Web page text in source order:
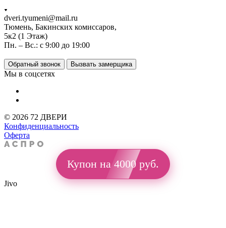
dveri.tyumeni@mail.ru
Тюмень, Бакинских комиссаров,
5к2 (1 Этаж)
Пн. – Вс.: с 9:00 до 19:00
Обратный звонок Вызвать замерщика
Мы в соцсетях
© 2026 72 ДВЕРИ
Конфиденциальность
Оферта
Купон на 4000 руб.
Jivo